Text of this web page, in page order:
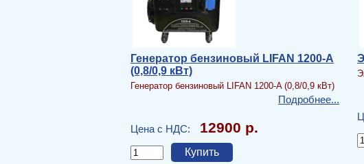
Генератор бензиновый LIFAN 1200-A
(0,8/0,9 кВт)
Генератор бензиновый LIFAN 1200-A (0,8/0,9 кВт)
Подробнее...
Цена с НДС: 12900 р.